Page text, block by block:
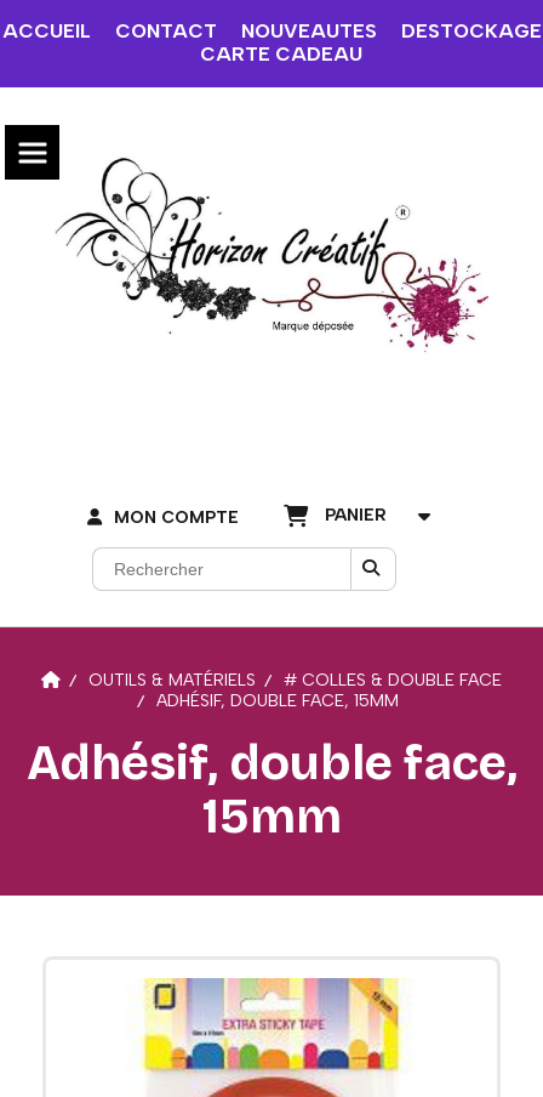
ACCUEIL CONTACT NOUVEAUTES
DESTOCKAGE
CARTE CADEAU
MON COMPTE PANIER
OUTILS & MATÉRIELS
# COLLES & DOUBLE FACE
ADHÉSIF, DOUBLE FACE, 15MM
Adhésif, double face,
15mm